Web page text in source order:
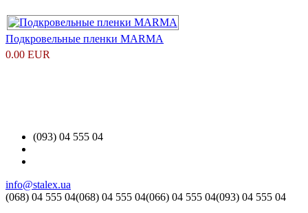
Подкровельные пленки MARMA
0.00 EUR
(093) 04 555 04
info@stalex.ua
(068) 04 555 04(068) 04 555 04(066) 04 555 04(093) 04 555 04